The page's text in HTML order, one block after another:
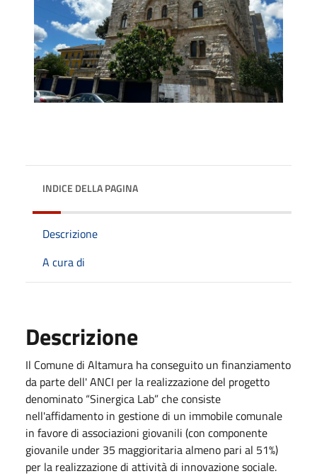
INDICE DELLA PAGINA
Descrizione
A cura di
Descrizione
Il Comune di Altamura ha conseguito un finanziamento
da parte dell' ANCI per la realizzazione del progetto
denominato “Sinergica Lab” che consiste
nell'affidamento in gestione di un immobile comunale
in favore di associazioni giovanili (con componente
giovanile under 35 maggioritaria almeno pari al 51%)
per la realizzazione di attività di innovazione sociale.